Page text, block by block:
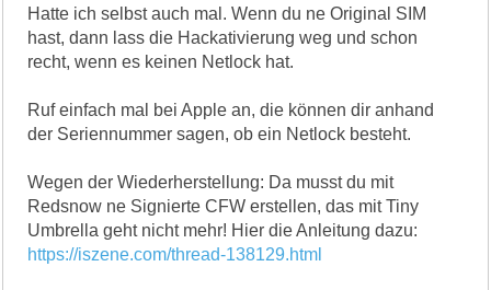
Hatte ich selbst auch mal. Wenn du ne Original SIM
hast, dann lass die Hackativierung weg und schon
recht, wenn es keinen Netlock hat.
Ruf einfach mal bei Apple an, die können dir anhand
der Seriennummer sagen, ob ein Netlock besteht.
Wegen der Wiederherstellung: Da musst du mit
Redsnow ne Signierte CFW erstellen, das mit Tiny
Umbrella geht nicht mehr! Hier die Anleitung dazu:
https://iszene.com/thread-138129.html